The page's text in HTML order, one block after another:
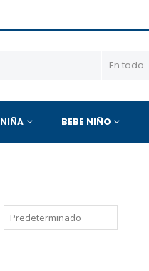
NIÑA BEBE NIÑO